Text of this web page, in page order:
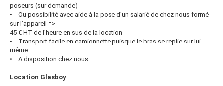
poseurs (sur demande)
• Ou possibilité avec aide à la pose d’un salarié de chez nous formé
sur l’appareil =>
45 € HT de l’heure en sus de la location
• Transport facile en camionnette puisque le bras se replie sur lui
même
• A disposition chez nous
Location Glasboy